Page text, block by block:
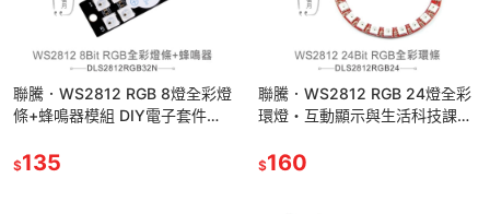
聯騰．WS2812 RGB 8燈全彩燈
條+蜂鳴器模組 DIY電子套件
$135
聯騰．WS2812 RGB 24燈全彩
環燈・互動顯示與生活科技課綱
$160